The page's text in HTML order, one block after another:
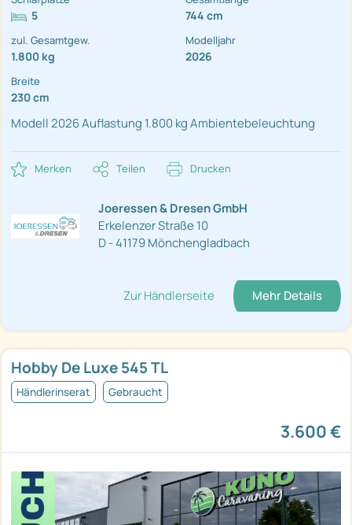
5 744 cm
zul. Gesamtgew.
1.800 kg
Modelljahr
2026
Breite
230 cm
Modell 2026Auflastung 1.800 kgAmbientebeleuchtung
Merken Teilen Drucken
Joeressen & Dresen GmbH
Erkelenzer Straße 10
D - 41179 Mönchengladbach
Zur Händlerseite Mehr Details
Hobby De Luxe 545 TL
Händlerinserat Gebraucht
3.600 €